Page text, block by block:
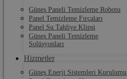
Güneş Paneli Temizleme Robotu
Panel Temizleme Fırçaları
Panel Su Tahliye Klipsi
Güneş Paneli Temizleme
Solüsyonları
Hizmetler
Güneş Enerji Sistemleri Kurulumu